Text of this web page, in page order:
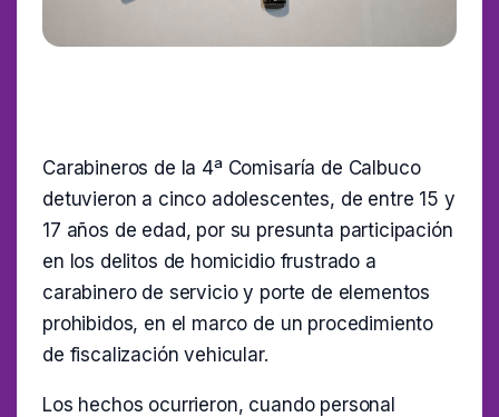
Carabineros de la 4ª Comisaría de Calbuco
detuvieron a cinco adolescentes, de entre 15 y
17 años de edad, por su presunta participación
en los delitos de homicidio frustrado a
carabinero de servicio y porte de elementos
prohibidos, en el marco de un procedimiento
de fiscalización vehicular.
Los hechos ocurrieron, cuando personal